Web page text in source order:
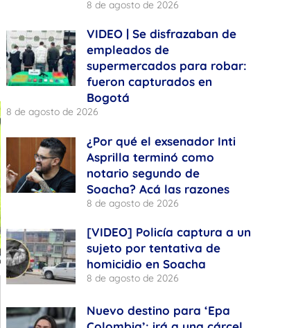
8 de agosto de 2026
VIDEO | Se disfrazaban de
empleados de
supermercados para robar:
fueron capturados en
Bogotá
8 de agosto de 2026
¿Por qué el exsenador Inti
Asprilla terminó como
notario segundo de
Soacha? Acá las razones
8 de agosto de 2026
[VIDEO] Policía captura a un
sujeto por tentativa de
homicidio en Soacha
8 de agosto de 2026
Nuevo destino para ‘Epa